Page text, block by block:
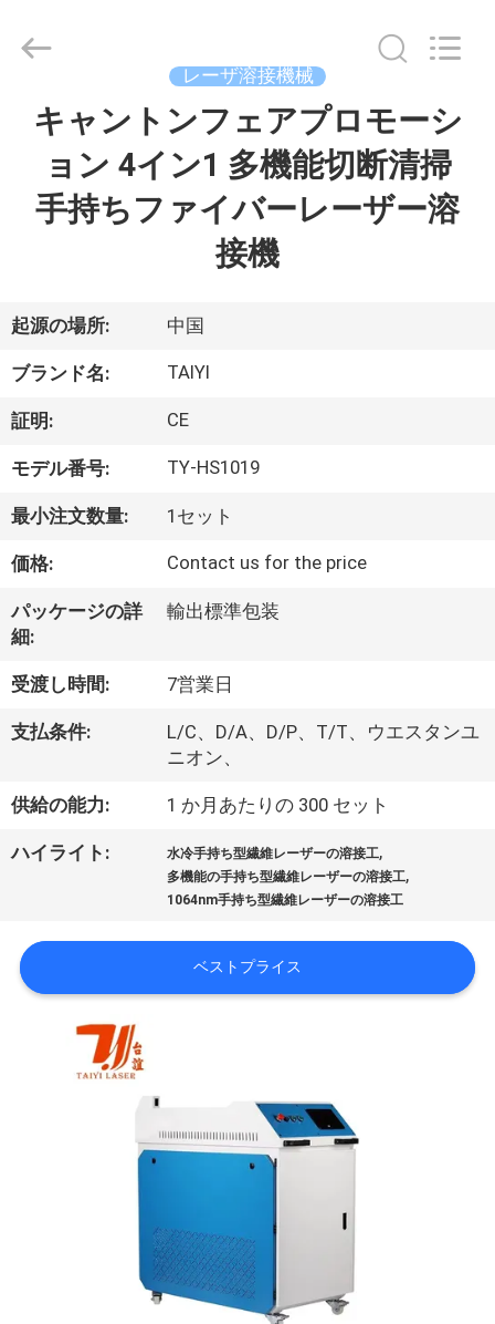
動
画
私
た
ち
に
関
は
学
2026
Company
Limited.
レーザ溶接機械
キャントンフェアプロモーシ
ョン 4イン1 多機能切断清掃
手持ちファイバーレーザー溶
接機
起源の場所: 中国
ブランド名: TAIYI
証明: CE
モデル番号: TY-HS1019
最小注文数量: 1セット
価格: Contact us for the price
パッケージの詳
細:
輸出標準包装
受渡し時間: 7営業日
支払条件:
L/C、D/A、D/P、T/T、ウエスタンユ
ニオン、
供給の能力: 1 か月あたりの 300 セット
ハイライト: 水冷手持ち型繊維レーザーの溶接工,
多機能の手持ち型繊維レーザーの溶接工,
1064nm手持ち型繊維レーザーの溶接工
ベストプライス